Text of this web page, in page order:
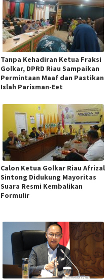
Tanpa Kehadiran Ketua Fraksi
Golkar, DPRD Riau Sampaikan
Permintaan Maaf dan Pastikan
Islah Parisman-Eet
Calon Ketua Golkar Riau Afrizal
Sintong Didukung Mayoritas
Suara Resmi Kembalikan
Formulir